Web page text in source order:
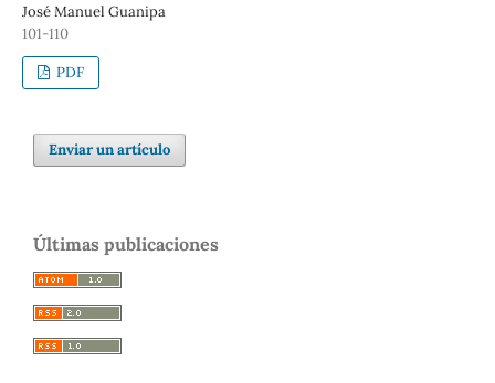
José Manuel Guanipa
101-110
PDF
Enviar un artículo
Últimas publicaciones